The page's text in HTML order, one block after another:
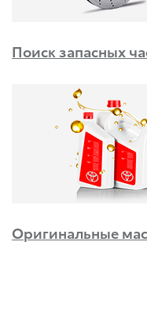
Поиск запасных
Оригинальные